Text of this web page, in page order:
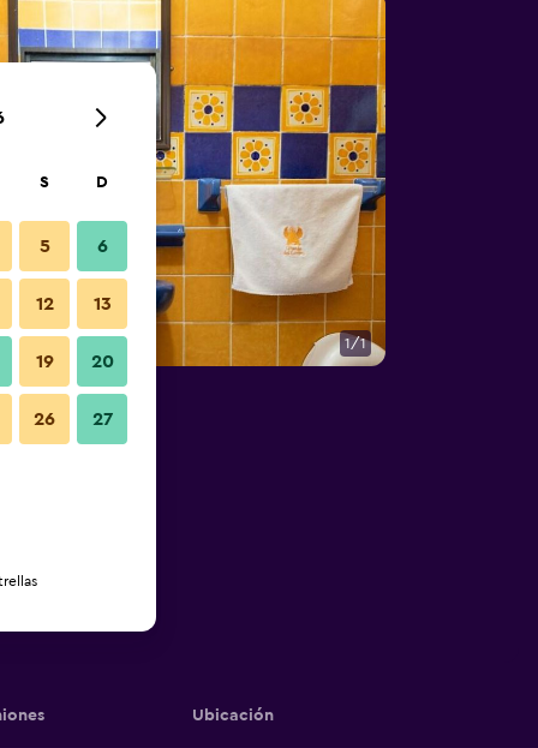
1/1
Ubicación
S D
5 6
12 13
19 20
26 27